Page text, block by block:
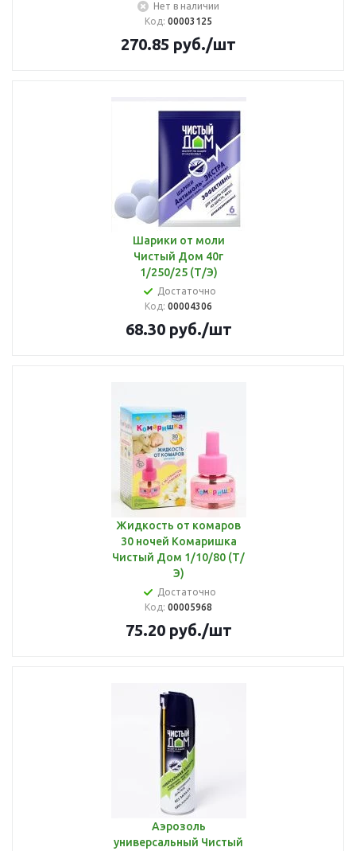
Нет в наличии
Код: 00003125
270.85 руб./шт
Шарики от моли
Чистый Дом 40г
1/250/25 (Т/Э)
Достаточно
Код: 00004306
68.30руб./шт
Жидкость от комаров
30 ночей Комаришка
Чистый Дом 1/10/80 (Т/
Э)
Достаточно
Код: 00005968
75.20руб./шт
Аэрозоль
универсальный Чистый